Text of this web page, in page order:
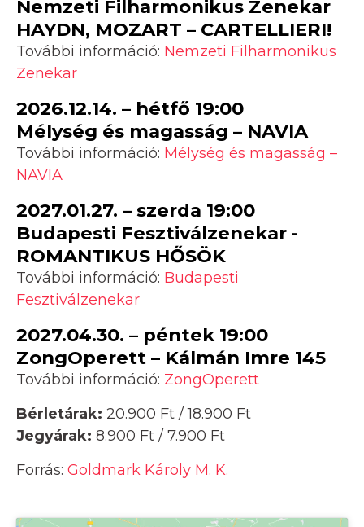
Nemzeti Filharmonikus Zenekar
HAYDN, MOZART – CARTELLIERI!
További információ: Nemzeti Filharmonikus
Zenekar
2026.12.14. – hétfő 19:00
Mélység és magasság – NAVIA
További információ: Mélység és magasság –
NAVIA
2027.01.27. – szerda 19:00
Budapesti Fesztiválzenekar -
ROMANTIKUS HŐSÖK
További információ: Budapesti
Fesztiválzenekar
2027.04.30. – péntek 19:00
ZongOperett – Kálmán Imre 145
További információ: ZongOperett
Bérletárak: 20.900 Ft / 18.900 Ft
Jegyárak: 8.900 Ft / 7.900 Ft
Forrás: Goldmark Károly M. K.